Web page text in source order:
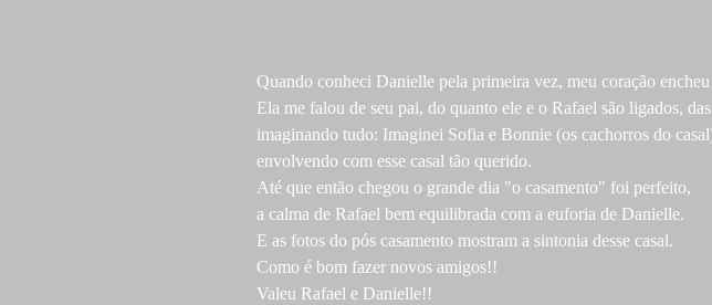
Quando conheci Danielle pela primeira vez, meu coração
Ela me falou de seu pai, do quanto ele e o Rafael são ligados,
imaginando tudo: Imaginei Sofia e Bonnie (os cachorros do
envolvendo com esse casal tão querido.
Até que então chegou o grande dia "o casamento" foi perfeito,
a calma de Rafael bem equilibrada com a euforia de Danielle.
E as fotos do pós casamento mostram a sintonia desse casal.
Como é bom fazer novos amigos!!
Valeu Rafael e Danielle!!